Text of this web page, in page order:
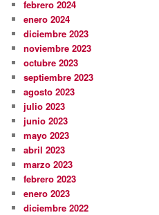
febrero 2024
enero 2024
diciembre 2023
noviembre 2023
octubre 2023
septiembre 2023
agosto 2023
julio 2023
junio 2023
mayo 2023
abril 2023
marzo 2023
febrero 2023
enero 2023
diciembre 2022